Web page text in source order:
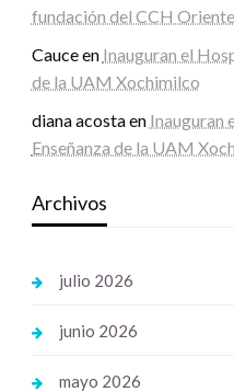
fundación del CCH Oriente
Cauceen Inauguran el
de la UAM Xochimilco
diana acostaen Inauguran
Enseñanza de la UAM
Archivos
julio 2026
junio 2026
mayo 2026